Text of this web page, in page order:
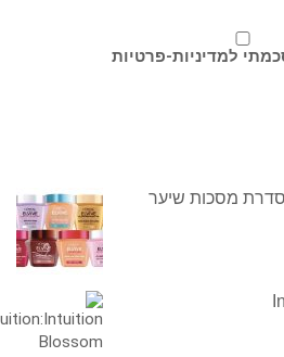
למדיניות-פרטיות
סדרת מסכות שיער